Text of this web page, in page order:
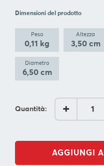
AZIENDA
Dimensioni del prodotto
Peso
0,11 kg
Altezza
3,50 cm
Diametro
6,50 cm
Quantità: +
AGGIUNGI